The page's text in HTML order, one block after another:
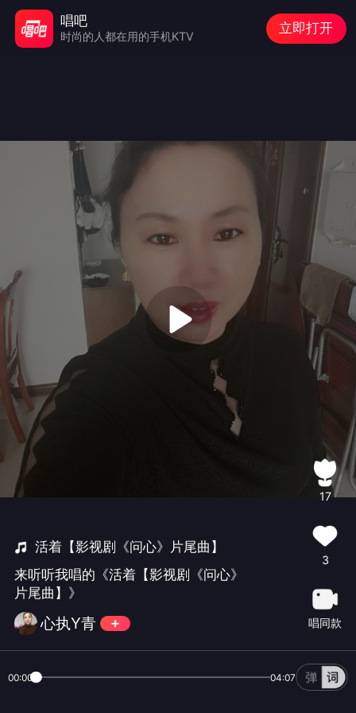
活着【影视剧《问心》片尾曲】
来听听我唱的《活着【影视剧《问心》
片尾曲】》
心执Y青
17
3
唱同款
00:00 04:07
唱吧
时尚的人都在用的手机KTV
立即打开